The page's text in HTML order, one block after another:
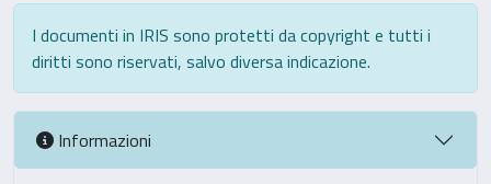
I documenti in IRIS sono protetti da copyright e tutti i
diritti sono riservati, salvo diversa indicazione.
Informazioni